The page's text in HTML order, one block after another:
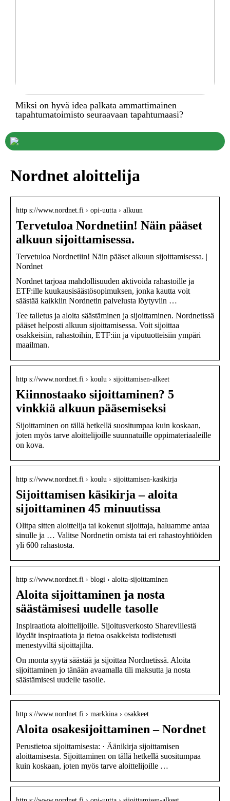
Miksi on hyvä idea palkata ammattimainen
tapahtumatoimisto seuraavaan tapahtumaasi?
Nordnet aloittelija
http s://www.nordnet.fi › opi-uutta › alkuun
Tervetuloa Nordnetiin! Näin pääset
alkuun sijoittamisessa.
Tervetuloa Nordnetiin! Näin pääset alkuun sijoittamisessa. |
Nordnet
Nordnet tarjoaa mahdollisuuden aktivoida rahastoille ja
ETF:ille kuukausisäästösopimuksen, jonka kautta voit
säästää kaikkiin Nordnetin palvelusta löytyviin …
Tee talletus ja aloita säästäminen ja sijoittaminen. Nordnetissä
pääset helposti alkuun sijoittamisessa. Voit sijoittaa
osakkeisiin, rahastoihin, ETF:iin ja viputuotteisiin ympäri
maailman.
http s://www.nordnet.fi › koulu › sijoittamisen-alkeet
Kiinnostaako sijoittaminen? 5
vinkkiä alkuun pääsemiseksi
Sijoittaminen on tällä hetkellä suositumpaa kuin koskaan,
joten myös tarve aloittelijoille suunnatuille oppimateriaaleille
on kova.
http s://www.nordnet.fi › koulu › sijoittamisen-kasikirja
Sijoittamisen käsikirja – aloita
sijoittaminen 45 minuutissa
Olitpa sitten aloittelija tai kokenut sijoittaja, haluamme antaa
sinulle ja … Valitse Nordnetin omista tai eri rahastoyhtiöiden
yli 600 rahastosta.
http s://www.nordnet.fi › blogi › aloita-sijoittaminen
Aloita sijoittaminen ja nosta
säästämisesi uudelle tasolle
Inspiraatiota aloittelijoille. Sijoitusverkosto Sharevillestä
löydät inspiraatiota ja tietoa osakkeista todistetusti
menestyviltä sijoittajilta.
On monta syytä säästää ja sijoittaa Nordnetissä. Aloita
sijoittaminen jo tänään avaamalla tili maksutta ja nosta
säästämisesi uudelle tasolle.
http s://www.nordnet.fi › markkina › osakkeet
Aloita osakesijoittaminen – Nordnet
Perustietoa sijoittamisesta: · Äänikirja sijoittamisen
aloittamisesta. Sijoittaminen on tällä hetkellä suositumpaa
kuin koskaan, joten myös tarve aloittelijoille …